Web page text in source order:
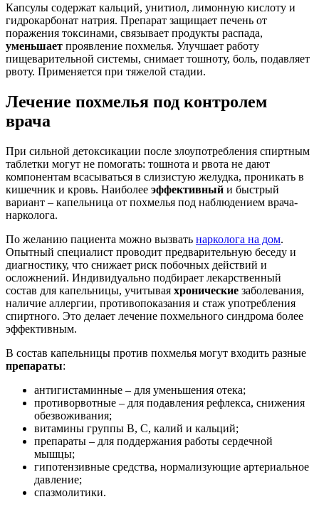
Капсулы содержат кальций, унитиол, лимонную кислоту и
гидрокарбонат натрия. Препарат защищает печень от
поражения токсинами, связывает продукты распада,
уменьшает проявление похмелья. Улучшает работу
пищеварительной системы, снимает тошноту, боль, подавляет
рвоту. Применяется при тяжелой стадии.
Лечение похмелья под контролем
врача
При сильной детоксикации после злоупотребления спиртным
таблетки могут не помогать: тошнота и рвота не дают
компонентам всасываться в слизистую желудка, проникать в
кишечник и кровь. Наиболее эффективный и быстрый
вариант – капельница от похмелья под наблюдением врача-
нарколога.
По желанию пациента можно вызвать нарколога на дом.
Опытный специалист проводит предварительную беседу и
диагностику, что снижает риск побочных действий и
осложнений. Индивидуально подбирает лекарственный
состав для капельницы, учитывая хронические заболевания,
наличие аллергии, противопоказания и стаж употребления
спиртного. Это делает лечение похмельного синдрома более
эффективным.
В состав капельницы против похмелья могут входить разные
препараты:
антигистаминные – для уменьшения отека;
противорвотные – для подавления рефлекса, снижения
обезвоживания;
витамины группы В, С, калий и кальций;
препараты – для поддержания работы сердечной
мышцы;
гипотензивные средства, нормализующие артериальное
давление;
спазмолитики.